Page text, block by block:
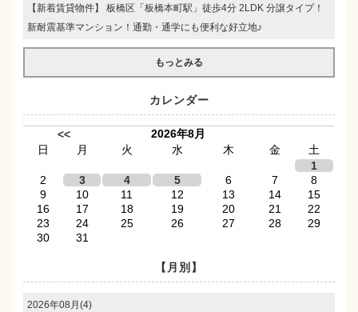
【新着賃貸物件】 板橋区「板橋本町駅」徒歩4分 2LDK 分譲タイプ！
新耐震基準マンション！通勤・通学にも便利な好立地♪
もっとみる
カレンダー
<<
2026年8月
日
月 火 水 木 金
土
1
2
3 4 5 6 7
8
9
10 11 12 13 14
15
16
17 18 19 20 21
22
23
24 25 26 27 28
29
30
31
【月別】
2026年08月(4)